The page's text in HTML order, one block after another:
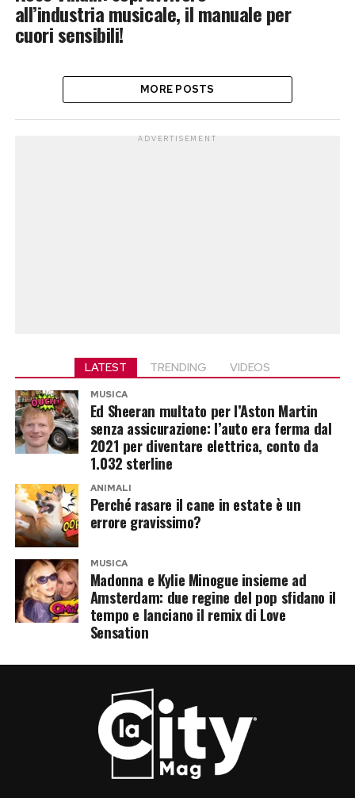
all’industria musicale, il manuale per
cuori sensibili!
MORE POSTS
ADVERTISEMENT
LATEST TRENDING VIDEOS
MUSICA
Ed Sheeran multato per l’Aston Martin
senza assicurazione: l’auto era ferma dal
2021 per diventare elettrica, conto da
1.032 sterline
ANIMALI
Perché rasare il cane in estate è un
errore gravissimo?
MUSICA
Madonna e Kylie Minogue insieme ad
Amsterdam: due regine del pop sfidano il
tempo e lanciano il remix di Love
Sensation